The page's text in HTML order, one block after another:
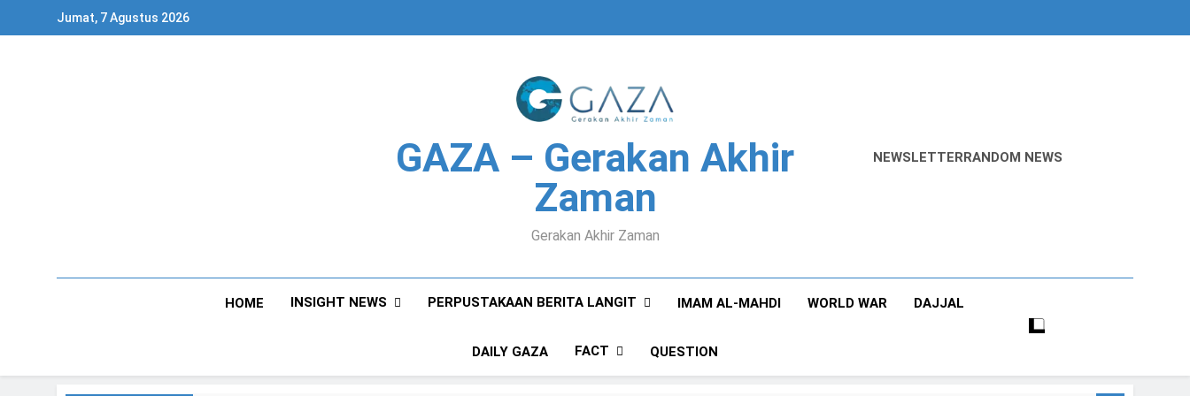
Jumat, 7 Agustus 2026
GAZA – Gerakan Akhir
Zaman
Gerakan Akhir Zaman
NEWSLETTERRANDOM NEWS
HOME INSIGHT NEWS PERPUSTAKAAN BERITA LANGIT IMAM AL-MAHDI WORLD WAR DAJJAL
DAILY GAZA FACT QUESTION